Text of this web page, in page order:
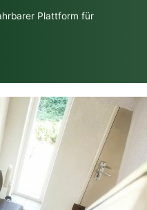
Plattform für